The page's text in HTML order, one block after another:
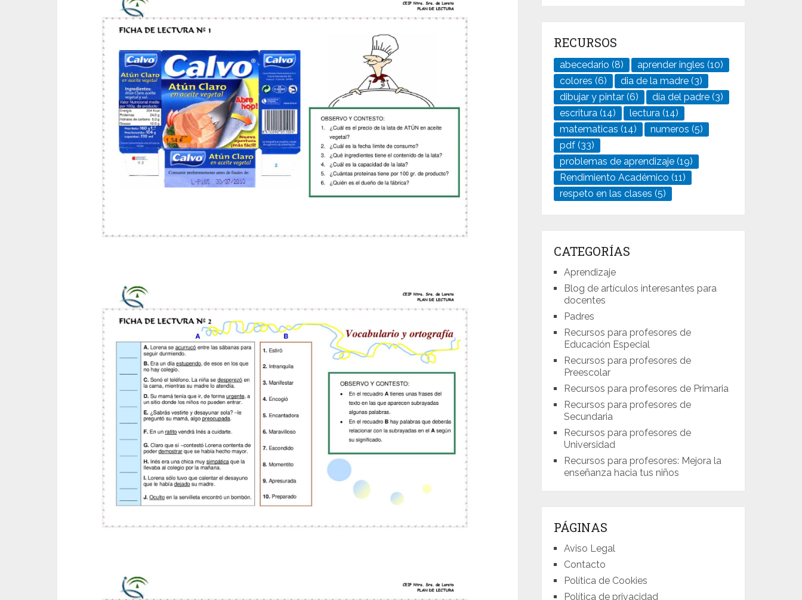
RECURSOS
abecedario (8) aprender ingles (10)
colores (6) dia de la madre (3)
dibujar y pintar (6) día del padre (3)
escritura (14) lectura (14)
matematicas (14) numeros (5)
pdf (33)
problemas de aprendizaje (19)
Rendimiento Académico (11)
respeto en las clases (5)
CATEGORÍAS
Aprendizaje
Blog de artículos interesantes para
docentes
Padres
Recursos para profesores de
Educación Especial
Recursos para profesores de
Preescolar
Recursos para profesores de Primaria
Recursos para profesores de
Secundaria
Recursos para profesores de
Universidad
Recursos para profesores: Mejora la
enseñanza hacia tus niños
PÁGINAS
Aviso Legal
Contacto
Política de Cookies
Política de privacidad